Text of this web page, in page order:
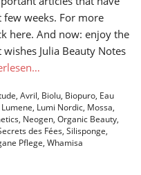
weeks. For more
here. And now: enjoy the
Julia Beauty Notes
, Avril, Biolu, Biopuro, Eau
Lumene, Lumi Nordic, Mossa,
, Neogen, Organic Beauty,
des Fées, Silisponge,
Pflege, Whamisa